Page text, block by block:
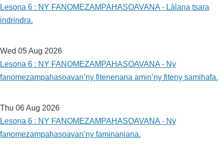
Lesona 6 : NY FANOMEZAMPAHASOAVANA - Làlana tsara
indrindra.
Wed 05 Aug 2026
Lesona 6 : NY FANOMEZAMPAHASOAVANA - Ny
fanomezampahasoavan’ny fitenenana amin’ny fiteny samihafa.
Thu 06 Aug 2026
Lesona 6 : NY FANOMEZAMPAHASOAVANA - Ny
fanomezampahasoavan’ny faminaniana.